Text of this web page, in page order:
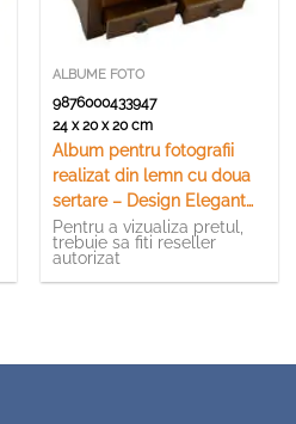
ALBUME FOTO
9876000433947
24 x 20 x 20 cm
Album pentru fotografii
realizat din lemn cu doua
sertare – Design Elegant
(Tip 1)
Pentru a vizualiza pretul,
trebuie sa fiti reseller
autorizat